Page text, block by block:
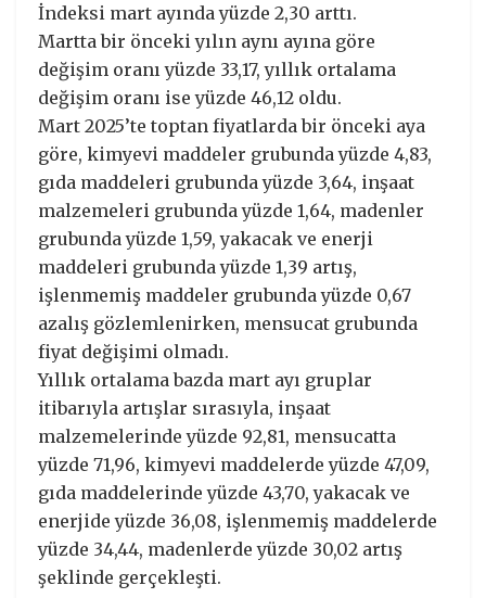
İndeksi mart ayında yüzde 2,30 arttı.
Martta bir önceki yılın aynı ayına göre
değişim oranı yüzde 33,17, yıllık ortalama
değişim oranı ise yüzde 46,12 oldu.
Mart 2025’te toptan fiyatlarda bir önceki aya
göre, kimyevi maddeler grubunda yüzde 4,83,
gıda maddeleri grubunda yüzde 3,64, inşaat
malzemeleri grubunda yüzde 1,64, madenler
grubunda yüzde 1,59, yakacak ve enerji
maddeleri grubunda yüzde 1,39 artış,
işlenmemiş maddeler grubunda yüzde 0,67
azalış gözlemlenirken, mensucat grubunda
fiyat değişimi olmadı.
Yıllık ortalama bazda mart ayı gruplar
itibarıyla artışlar sırasıyla, inşaat
malzemelerinde yüzde 92,81, mensucatta
yüzde 71,96, kimyevi maddelerde yüzde 47,09,
gıda maddelerinde yüzde 43,70, yakacak ve
enerjide yüzde 36,08, işlenmemiş maddelerde
yüzde 34,44, madenlerde yüzde 30,02 artış
şeklinde gerçekleşti.